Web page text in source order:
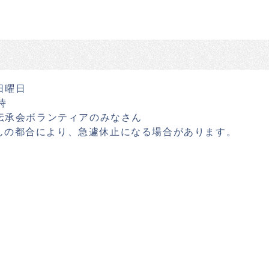
日
会ボランティアのみなさん
都合により、急遽休止になる場合があります。